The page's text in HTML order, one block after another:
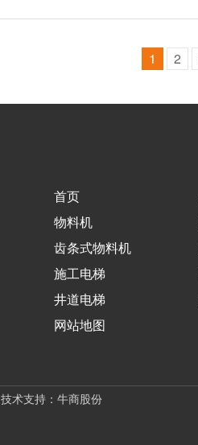
1 2
首页
物料机
齿条式物料机
施工电梯
井道电梯
网站地图
技术支持：牛商股份